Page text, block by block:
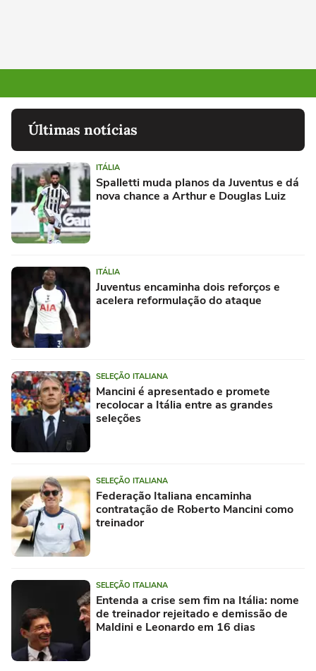
Últimas notícias
ITÁLIA
Spalletti muda planos da Juventus e dá
nova chance a Arthur e Douglas Luiz
ITÁLIA
Juventus encaminha dois reforços e
acelera reformulação do ataque
SELEÇÃO ITALIANA
Mancini é apresentado e promete
recolocar a Itália entre as grandes
seleções
SELEÇÃO ITALIANA
Federação Italiana encaminha
contratação de Roberto Mancini como
treinador
SELEÇÃO ITALIANA
Entenda a crise sem fim na Itália: nome
de treinador rejeitado e demissão de
Maldini e Leonardo em 16 dias